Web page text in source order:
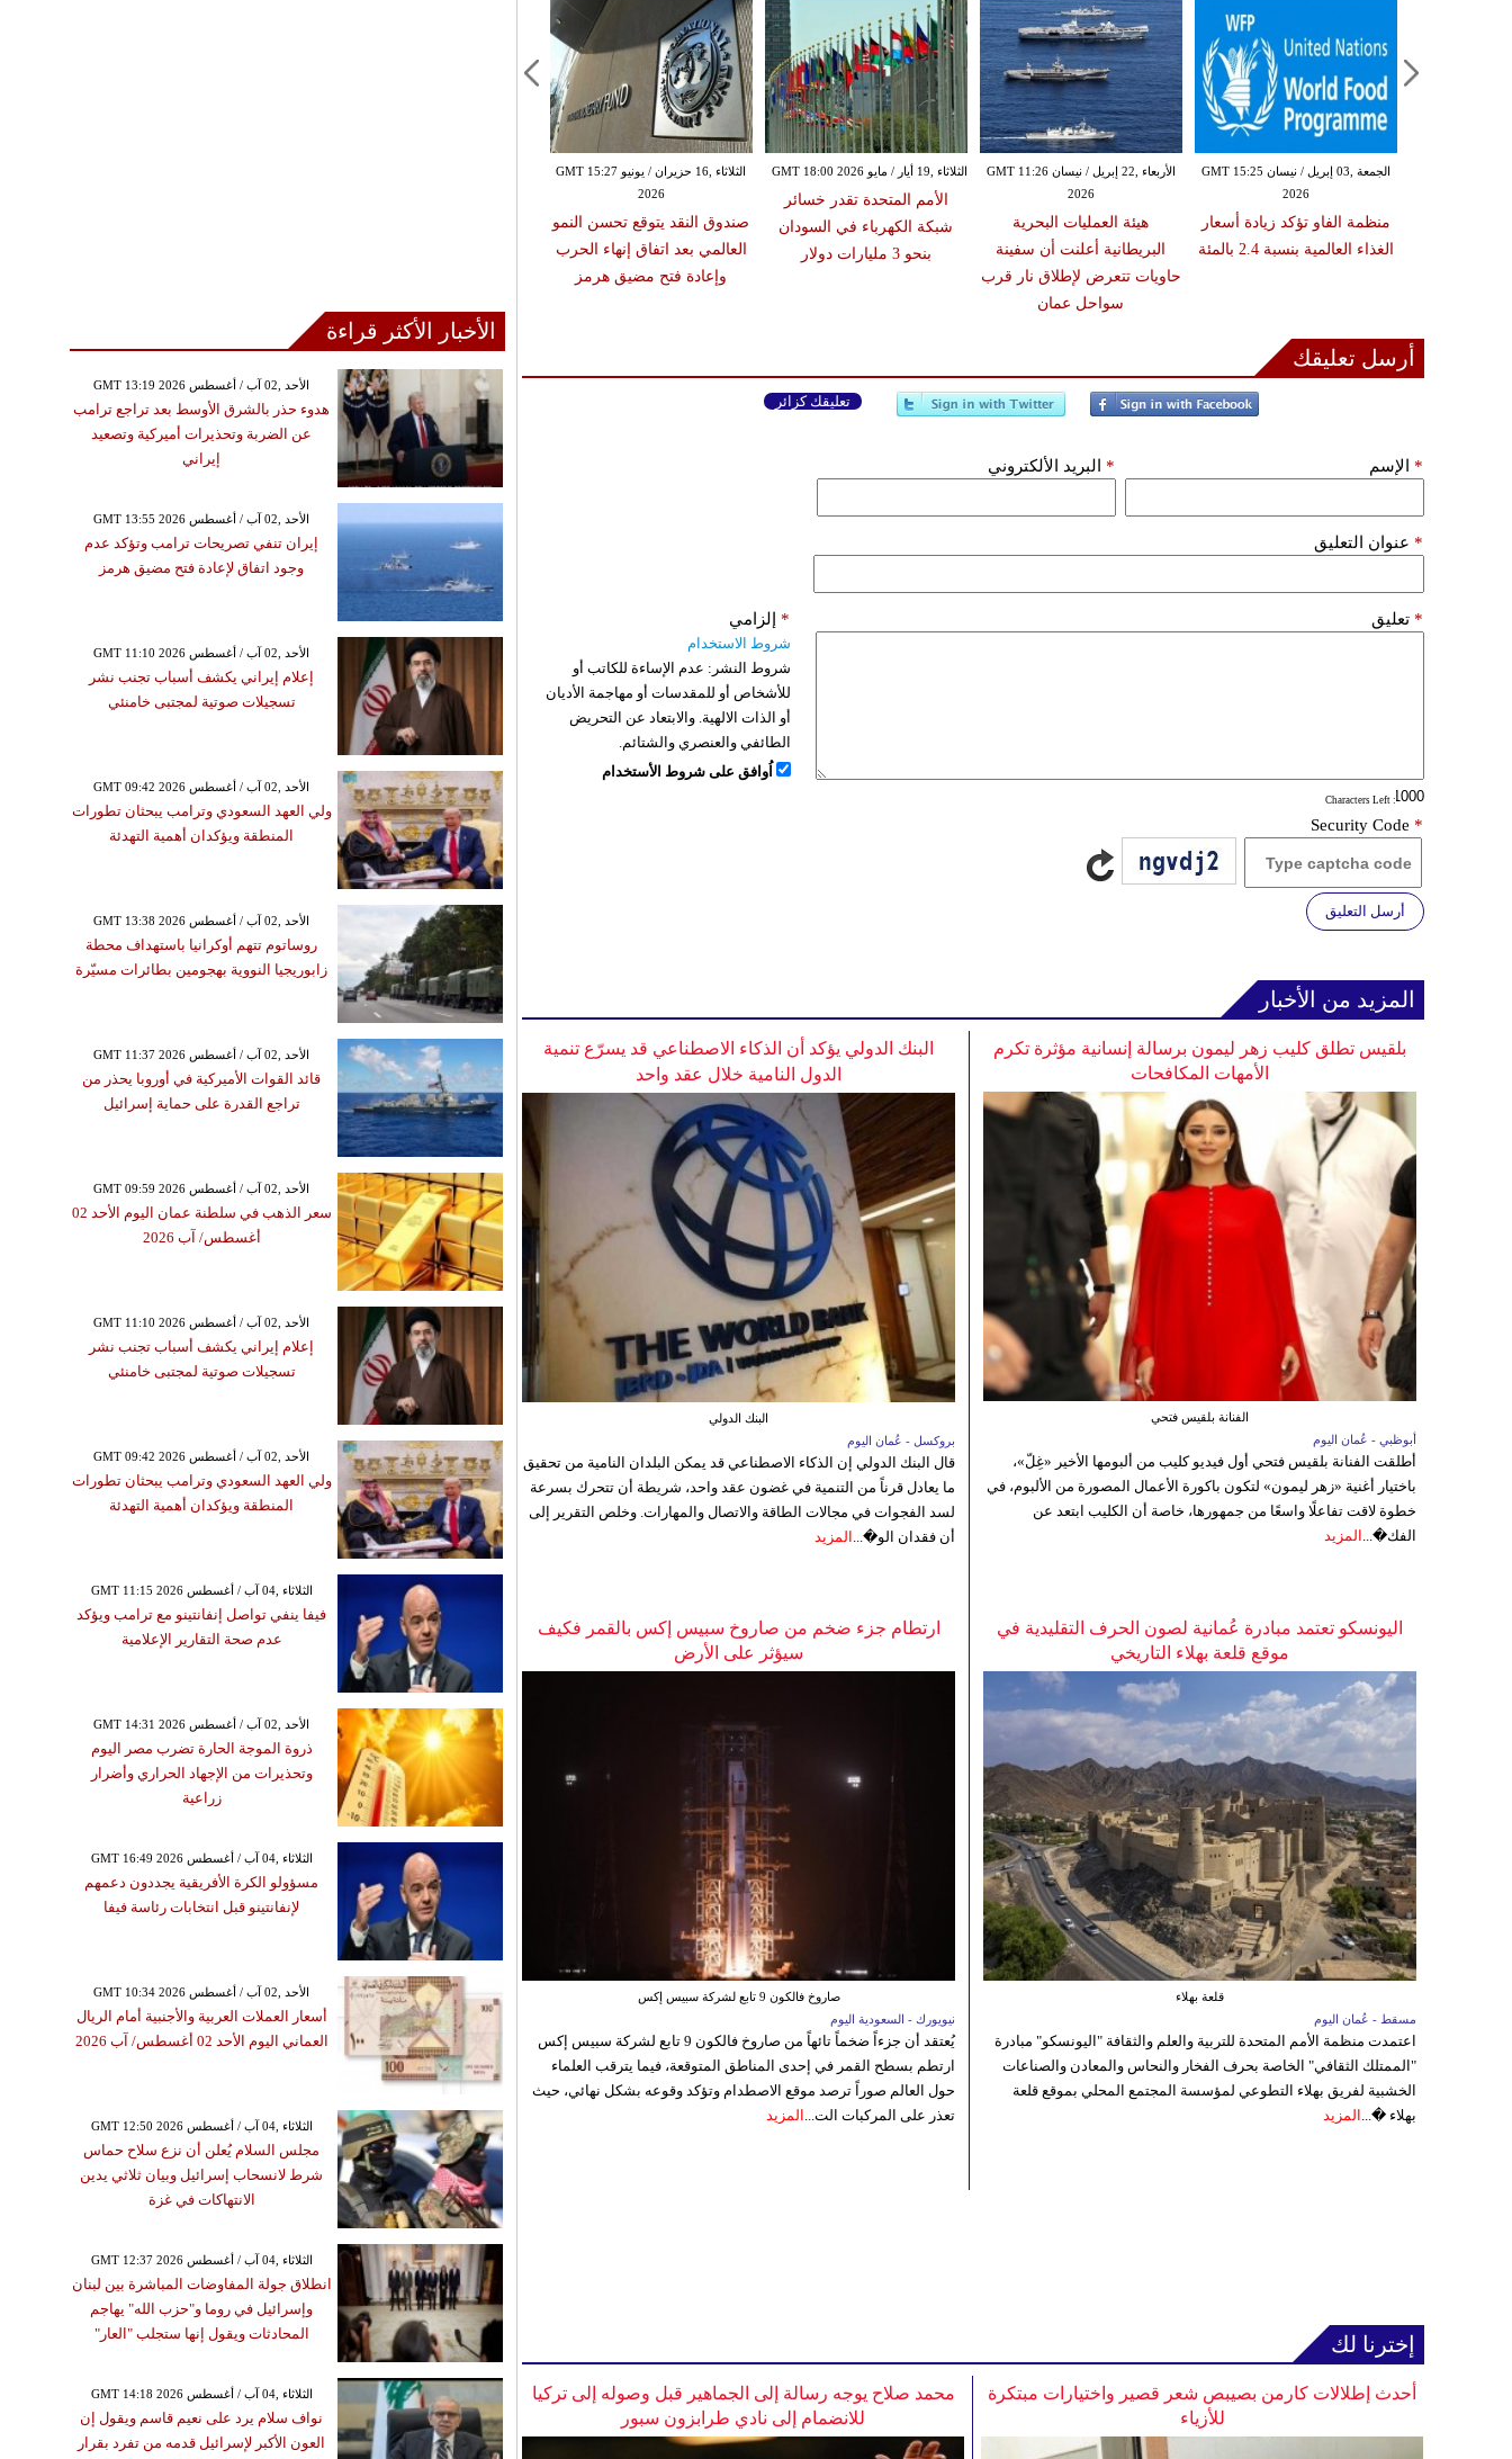
الثلاثاء ,16 حزيران / يونيو GMT 15:27
2026
صندوق النقد يتوقع تحسن النمو
العالمي بعد اتفاق إنهاء الحرب
وإعادة فتح مضيق هرمز
الثلاثاء ,19 أيار / مايو GMT 18:00 2026
الأمم المتحدة تقدر خسائر
شبكة الكهرباء في السودان
بنحو 3 مليارات دولار
الأربعاء ,22 إبريل / نيسان GMT 11:26
2026
هيئة العمليات البحرية
البريطانية أعلنت أن سفينة
حاويات تتعرض لإطلاق نار قرب
سواحل عمان
الجمعة ,03 إبريل / نيسان GMT 15:25
2026
منظمة الفاو تؤكد زيادة أسعار
الغذاء العالمية بنسبة 2.4 بالمئة
أرسل تعليقك
تعليقك كزائر
الإسم * البريد الألكتروني *
عنوان التعليق *
تعليق *
: Characters Left
إلزامي *
شروط الاستخدام
شروط النشر: عدم الإساءة للكاتب أو
للأشخاص أو للمقدسات أو مهاجمة الأديان
أو الذات الالهية. والابتعاد عن التحريض
الطائفي والعنصري والشتائم.
اُوافق على شروط الأستخدام
Security Code *
أرسل التعليق
المزيد من الأخبار
البنك الدولي يؤكد أن الذكاء الاصطناعي قد يسرّع تنمية
الدول النامية خلال عقد واحد
البنك الدولي
بروكسل - عُمان اليوم
قال البنك الدولي إن الذكاء الاصطناعي قد يمكن البلدان النامية من تحقيق
ما يعادل قرناً من التنمية في غضون عقد واحد، شريطة أن تتحرك بسرعة
لسد الفجوات في مجالات الطاقة والاتصال والمهارات. وخلص التقرير إلى
أن فقدان الو�... المزيد
بلقيس تطلق كليب زهر ليمون برسالة إنسانية مؤثرة تكرم
الأمهات المكافحات
الفنانة بلقيس فتحي
أبوظبي - عُمان اليوم
أطلقت الفنانة بلقيس فتحي أول فيديو كليب من ألبومها الأخير «غِلّ»،
باختيار أغنية «زهر ليمون» لتكون باكورة الأعمال المصورة من الألبوم، في
خطوة لاقت تفاعلًا واسعًا من جمهورها، خاصة أن الكليب ابتعد عن
الفك�... المزيد
ارتطام جزء ضخم من صاروخ سبيس إكس بالقمر فكيف
سيؤثر على الأرض
صاروخ فالكون 9 تابع لشركة سبيس إكس
نيويورك - السعودية اليوم
يُعتقد أن جزءاً ضخماً تائهاً من صاروخ فالكون 9 تابع لشركة سبيس إكس
ارتطم بسطح القمر في إحدى المناطق المتوقعة، فيما يترقب العلماء
حول العالم صوراً ترصد موقع الاصطدام وتؤكد وقوعه بشكل نهائي، حيث
تعذر على المركبات الت... المزيد
اليونسكو تعتمد مبادرة عُمانية لصون الحرف التقليدية في
موقع قلعة بهلاء التاريخي
قلعة بهلاء
مسقط - عُمان اليوم
اعتمدت منظمة الأمم المتحدة للتربية والعلم والثقافة "اليونسكو" مبادرة
"الممتلك الثقافي" الخاصة بحرف الفخار والنحاس والمعادن والصناعات
الخشبية لفريق بهلاء التطوعي لمؤسسة المجتمع المحلي بموقع قلعة
بهلاء �... المزيد
إخترنا لك
محمد صلاح يوجه رسالة إلى الجماهير قبل وصوله إلى تركيا
للانضمام إلى نادي طرابزون سبور
أحدث إطلالات كارمن بصيبص شعر قصير واختيارات مبتكرة
للأزياء
الأخبار الأكثر قراءة
GMT 13:19 2026 الأحد ,02 آب / أغسطس
هدوء حذر بالشرق الأوسط بعد تراجع ترامب
عن الضربة وتحذيرات أميركية وتصعيد
إيراني
GMT 13:55 2026 الأحد ,02 آب / أغسطس
إيران تنفي تصريحات ترامب وتؤكد عدم
وجود اتفاق لإعادة فتح مضيق هرمز
GMT 11:10 2026 الأحد ,02 آب / أغسطس
إعلام إيراني يكشف أسباب تجنب نشر
تسجيلات صوتية لمجتبى خامنئي
GMT 09:42 2026 الأحد ,02 آب / أغسطس
ولي العهد السعودي وترامب يبحثان تطورات
المنطقة ويؤكدان أهمية التهدئة
GMT 13:38 2026 الأحد ,02 آب / أغسطس
روساتوم تتهم أوكرانيا باستهداف محطة
زابوريجيا النووية بهجومين بطائرات مسيّرة
GMT 11:37 2026 الأحد ,02 آب / أغسطس
قائد القوات الأميركية في أوروبا يحذر من
تراجع القدرة على حماية إسرائيل
GMT 09:59 2026 الأحد ,02 آب / أغسطس
سعر الذهب في سلطنة عمان اليوم الأحد 02
أغسطس/ آب 2026
GMT 11:10 2026 الأحد ,02 آب / أغسطس
إعلام إيراني يكشف أسباب تجنب نشر
تسجيلات صوتية لمجتبى خامنئي
GMT 09:42 2026 الأحد ,02 آب / أغسطس
ولي العهد السعودي وترامب يبحثان تطورات
المنطقة ويؤكدان أهمية التهدئة
GMT 11:15 2026 الثلاثاء ,04 آب / أغسطس
فيفا ينفي تواصل إنفانتينو مع ترامب ويؤكد
عدم صحة التقارير الإعلامية
GMT 14:31 2026 الأحد ,02 آب / أغسطس
ذروة الموجة الحارة تضرب مصر اليوم
وتحذيرات من الإجهاد الحراري وأضرار
زراعية
GMT 16:49 2026 الثلاثاء ,04 آب / أغسطس
مسؤولو الكرة الأفريقية يجددون دعمهم
لإنفانتينو قبل انتخابات رئاسة فيفا
GMT 10:34 2026 الأحد ,02 آب / أغسطس
أسعار العملات العربية والأجنبية أمام الريال
العماني اليوم الأحد 02 أغسطس/ آب 2026
GMT 12:50 2026 الثلاثاء ,04 آب / أغسطس
مجلس السلام يُعلن أن نزع سلاح حماس
شرط لانسحاب إسرائيل وبيان ثلاثي يدين
الانتهاكات في غزة
GMT 12:37 2026 الثلاثاء ,04 آب / أغسطس
انطلاق جولة المفاوضات المباشرة بين لبنان
وإسرائيل في روما و"حزب الله" يهاجم
المحادثات ويقول إنها ستجلب "العار"
GMT 14:18 2026 الثلاثاء ,04 آب / أغسطس
نواف سلام يرد على نعيم قاسم ويقول إن
العون الأكبر لإسرائيل قدمه من تفرد بقرار